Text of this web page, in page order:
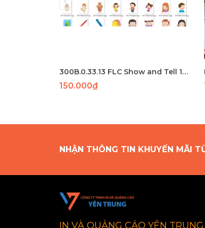
300B.0.33.13 FLC Show and Tell 1 56 thẻ A5 ép plastic
150.000₫
NHẬN THÔNG TIN KHUYẾN MÃI
IN VÀ QUẢNG CÁO YÊN TRUNG